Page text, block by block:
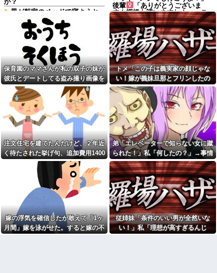
男が船室のベッドで寝ようと
していた。…えっ？あなたは誰
ですか？→ 見知らぬひとがいる
んだが…
【復讐】 絶対に「植えてはい
けない植物」を小学校に植えた
→20年経って見に行くと…
「！？」衝撃の光景が・・・
管理会社「エレベーターホー
ルでは遊ばせないでください」
私「うちの子じゃないんですけ
ど…」→まさかの展開になり…
ソロキャンが趣味だけど、男
にサイト内に侵入されたことが
ある。友達から「後ろ後
ろ！！」と叫ばれて...
母の入院で叔母の家に預けら
れた私。優しく迎えられた日々
のあと、両親に再会して思わず
号泣した理由は…
この小さな出来事でこの実行
力の差よ…と人生そのものが心
配になってしまう
友人の結婚式へ向かう日に、
トメから車を出せと要求され
た。断っただけなのに大騒ぎに
なってしまい…
トメ「この子は義実家の顔じ
ゃない！嫁が義妹旦那とフリン
したのよ！」私「DNA鑑定しま
後輩
「ありがとうございま
す！棚橋も誘いますね！」←こ
れさあｗ
【画像あり】ディズニーの
「おいなり巻（600円）」、卑猥
すぎて賛否両論ｗｗｗｗｗ他
100均のレジで「白ありません
か？」と質問し、列をストップ
させてニヤニヤする迷惑サラリ
ーマン！並んでいる客の苛立ち
を楽しむ底意地の悪さに激怒
コインランドリーで私物の乾
燥機シートを「ご自由にどうぞ
だろw」と勝手に盗もうとした
DQN夫婦！注意したら「は？名
前かいてないんですけど」と逆
ギレ
食後に食器を流しへ置くと
き、初手でど真ん中に置くのは
今よければ後のことは考えな
い、自分さえよければいいとい
う考えが行動に現れてる
100均のレジで「白ありません
か？」と質問し、列をストップ
させてニヤニヤする迷惑サラリ
ーマン！並んでいる客の苛立ち
を楽しむ底意地の悪さに激怒
【人工障がい者】甥(28)「両親
が亡くなったんで僕のこと引き
取ってほしいんですけど！」な
んでいい年したヒキニートを引
き取らなきゃいけないんだよ！
保育園のママさんが私の双子の妹が
彼氏とデートしてる盗み撮り画像を
見せて「あとはわかるよね？とりあ
えず5万を家に持ってきて」と脅し
トメ「この子は義実家の顔じゃな
い！嫁が義妹旦那とフリンしたの
よ！」私「DNA鑑定します？」義妹
旦那「もちろんです」→結果…
注文住宅を建てたんだけど、２年近
く待たされた挙げ句、追加費用1400
万請求された。流石におかしいよ
弟「エレベーターで知らない女に蹴
られた！」私「何したの？」→事情
を聞いた家族全員が「それは自業自
得」と呆れてしまい…
嫁の浮気を確信したが敢えて「1ヶ
月間」嫁を泳がせた。すると嫁の不
従姉妹「条件のいい男が全然いな
い！」私「理想が高すぎるんじ